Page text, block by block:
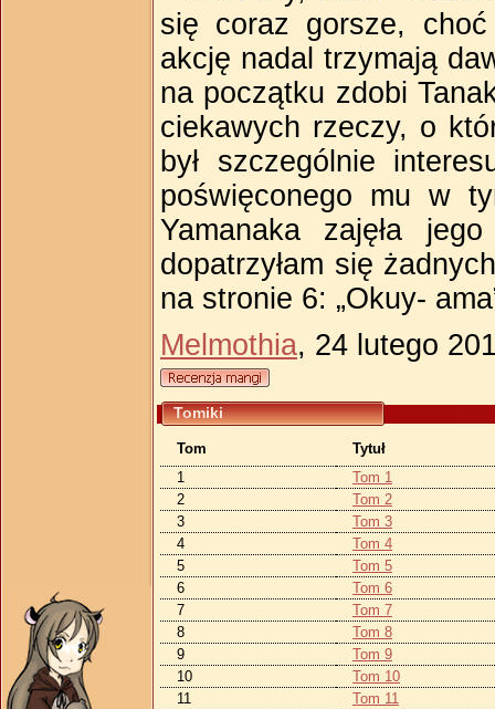
się coraz gorsze,
akcję nadal trzymają
na początku zdobi
ciekawych rzeczy, o
był szczególnie
poświęconego mu w
Yamanaka zajęła
dopatrzyłam się
na stronie 6: „Okuy-
Melmothia, 24 lutego
Tomiki
Tom
Tytuł
1
Tom 1
2
Tom 2
3
Tom 3
4
Tom 4
5
Tom 5
6
Tom 6
7
Tom 7
8
Tom 8
9
Tom 9
10
Tom 10
11
Tom 11